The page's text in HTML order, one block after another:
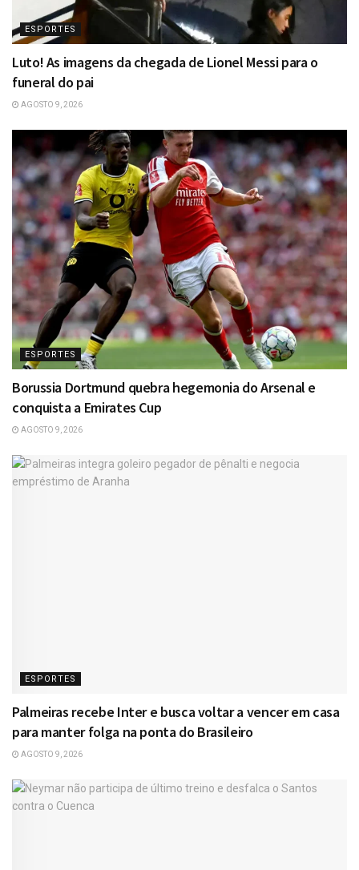
ESPORTES
Luto! As imagens da chegada de Lionel Messi para o
funeral do pai
AGOSTO 9, 2026
ESPORTES
Borussia Dortmund quebra hegemonia do Arsenal e
conquista a Emirates Cup
AGOSTO 9, 2026
ESPORTES
Palmeiras recebe Inter e busca voltar a vencer em casa
para manter folga na ponta do Brasileiro
AGOSTO 9, 2026